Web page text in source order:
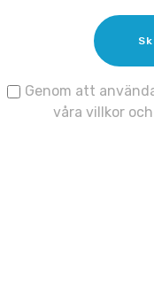
Genom att
våra villkor